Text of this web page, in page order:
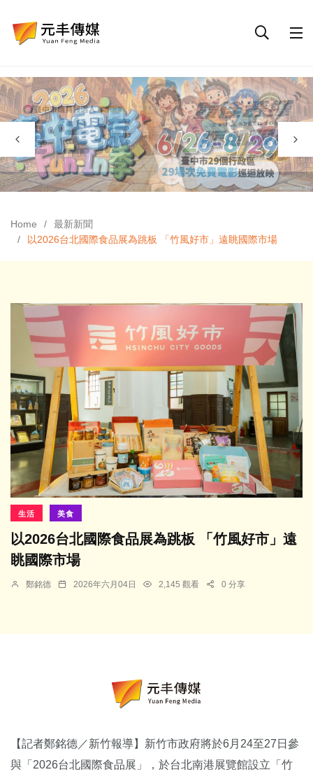
Home
最新新聞
以2026台北國際食品展為跳板 「竹風好市」遠眺國際市場
生活 美食
以2026台北國際食品展為跳板 「竹風好市」遠
眺國際市場
鄭銘德 2026年六月04日 2,145 觀看 0 分享
【記者鄭銘德／新竹報導】新竹市政府將於6月24至27日參
與「2026台北國際食品展」，於台北南港展覽館設立「竹